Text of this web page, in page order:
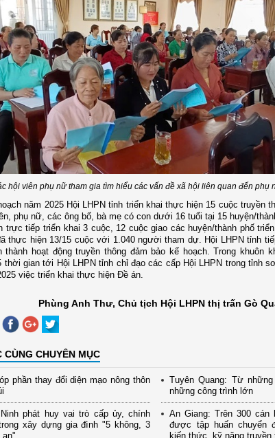
hội viên phụ nữ tham gia tìm hiểu các vấn đề xã hội liên quan đến phụ
năm 2025 Hội LHPN tỉnh triển khai thực hiện 15 cuộc truyền
phụ nữ, các ông bố, bà mẹ có con dưới 16 tuổi tại 15 huyện/
trực tiếp triển khai 3 cuộc, 12 cuộc giao các huyện/thành phố
thực hiện 13/15 cuộc với 1.040 người tham dự. Hội LHPN tỉnh
thành hoạt động truyền thông đảm bảo kế hoạch. Trong khuôn
thời gian tới Hội LHPN tỉnh chỉ đạo các cấp Hội LHPN trong tỉnh
việc triển khai thực hiện Đề án.
Phùng Anh Thư, Chủ tịch Hội LHPN thị trấn Gò
CÙNG CHUYÊN MỤC
phần thay đổi diện mạo nông thôn
phát huy vai trò cấp ủy, chính
xây dựng gia đình "5 không, 3
an"
Tuyên Quang: Từ
những công trình lớn
An Giang: Trên 300
được tập huấn chuyển
kiến thức, kỹ năng truyền